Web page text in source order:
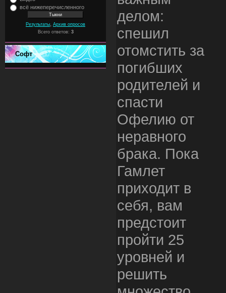
всё нижеперечисленного
Результаты Архив опросов
Всего ответов: 3
Софт
делом:
спешил
отомстить за
погибших
родителей и
спасти
Офелию от
неравного
брака. Пока
Гамлет
приходит в
себя, вам
предстоит
пройти 25
уровней и
решить